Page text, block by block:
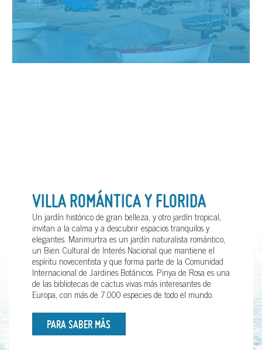
VILLA ROMÁNTICA Y FLORIDA
Un jardín histórico de gran belleza, y otro jardín tropical,
invitan a la calma y a descubrir espacios tranquilos y
elegantes. Marimurtra es un jardín naturalista romántico,
un Bien Cultural de Interés Nacional que mantiene el
espíritu novecentista y que forma parte de la Comunidad
Internacional de Jardines Botánicos. Pinya de Rosa es una
de las bibliotecas de cactus vivas más interesantes de
Europa, con más de 7.000 especies de todo el mundo.
PARA SABER MÁS